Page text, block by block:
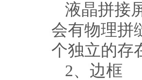
液晶拼接
会有物理拼
个独立的存
2、边框